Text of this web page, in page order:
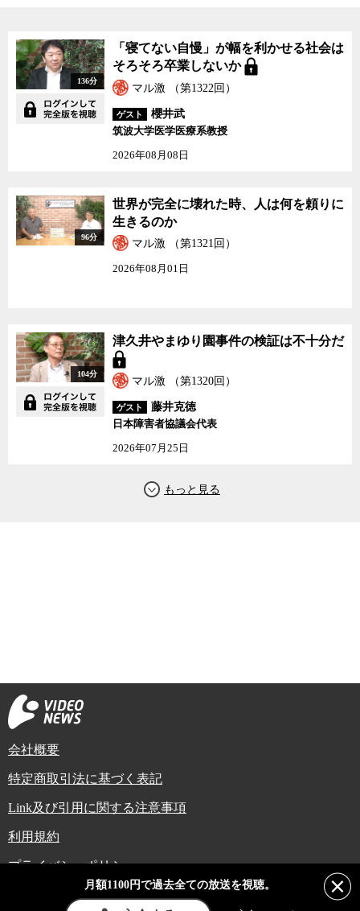
136分
「寝てない自慢」が幅を利かせる社会は
そろそろ卒業しないか
マル激 （第1322回）
ゲスト
櫻井武
筑波大学医学医療系教授
2026年08月08日
96分
世界が完全に壊れた時、人は何を頼りに
生きるのか
マル激 （第1321回）
2026年08月01日
104分
津久井やまゆり園事件の検証は不十分だ
マル激 （第1320回）
ゲスト
藤井克徳
日本障害者協議会代表
2026年07月25日
会社概要
特定商取引法に基づく表記
Link及び引用に関する注意事項
利用規約
プライバシーポリシー
Copyright (C) Video News Network. All rights reserved.
ビデオニュースに記載している記事、写真及び動画などは日本の著作権法や国
月額1100円で過去全ての放送を視聴。